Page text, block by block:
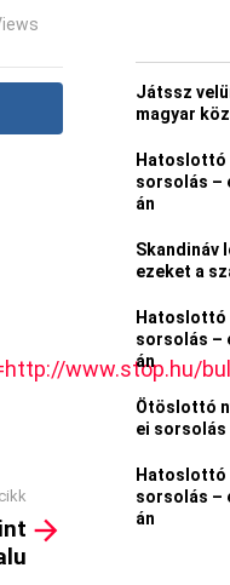
www.stop.hu/
Játssz
magyar
Hatoslottó
sorsolás –
án
Skandináv
ezeket a
Hatoslottó
sorsolás –
án
Ötöslottó
ei sorsolás
Hatoslottó
sorsolás –
án